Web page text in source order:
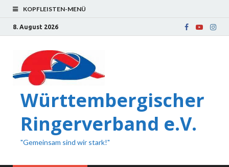
KOPFLEISTEN-MENÜ
8. August 2026
Württembergischer
Ringerverband e.V.
"Gemeinsam sind wir stark!"